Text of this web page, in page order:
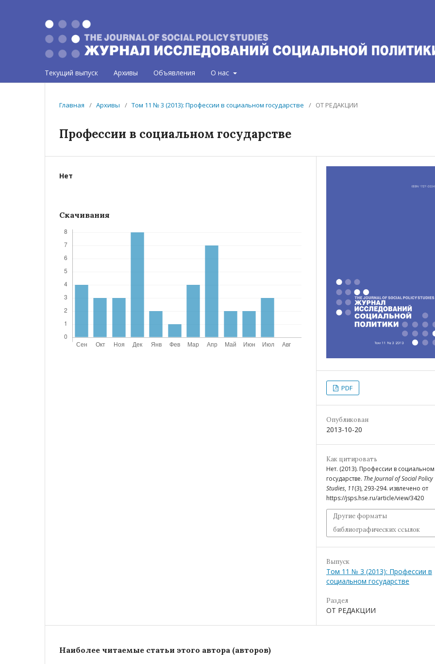
Текущий выпуск Архивы Объявления О нас
Главная / Архивы / Том 11 № 3 (2013): Профессии в социальном государстве / ОТ РЕДАКЦИИ
Профессии в социальном государстве
Нет
Скачивания
PDF
Опубликован
2013-10-20
Как цитировать
Нет. (2013). Профессии в социальном
государстве. The Journal of Social Policy
Studies, 11(3), 293-294. извлечено от
https://jsps.hse.ru/article/view/3420
Другие форматы
библиографических ссылок
Выпуск
Том 11 № 3 (2013): Профессии в
социальном государстве
Раздел
ОТ РЕДАКЦИИ
Наиболее читаемые статьи этого автора (авторов)